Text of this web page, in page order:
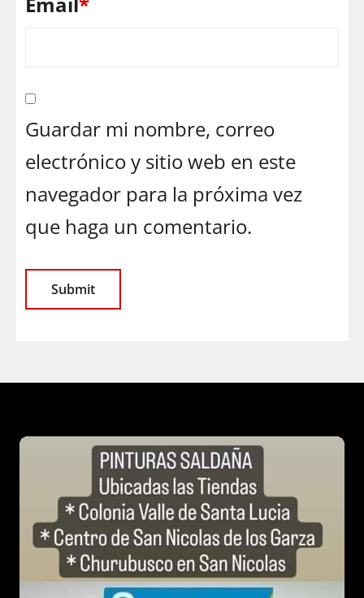
Guardar mi nombre, correo
electrónico y sitio web en este
navegador para la próxima vez
que haga un comentario.